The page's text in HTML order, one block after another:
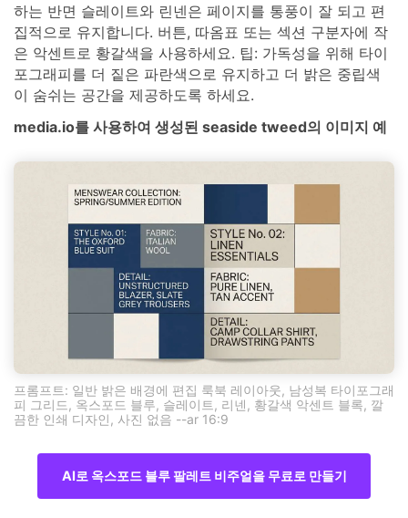
하는 반면 슬레이트와 린넨은 페이지를 통풍이 잘 되고 편
집적으로 유지합니다. 버튼, 따옴표 또는 섹션 구분자에 작
은 악센트로 황갈색을 사용하세요. 팁: 가독성을 위해 타이
포그래피를 더 짙은 파란색으로 유지하고 더 밝은 중립색
이 숨쉬는 공간을 제공하도록 하세요.
media.io를 사용하여 생성된 seaside tweed의 이미지 예
프롬프트: 일반 밝은 배경에 편집 룩북 레이아웃, 남성복 타이포그래
피 그리드, 옥스포드 블루, 슬레이트, 리넨, 황갈색 악센트 블록, 깔
끔한 인쇄 디자인, 사진 없음 --ar 16:9
AI로 옥스포드 블루 팔레트 비주얼을 무료로 만들기